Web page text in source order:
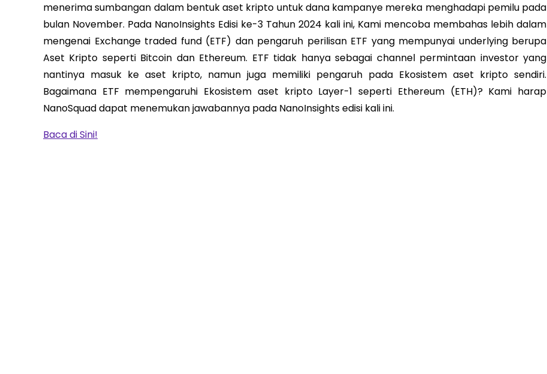
menerima sumbangan dalam bentuk aset kripto untuk dana kampanye mereka menghadapi pemilu pada
bulan November. Pada NanoInsights Edisi ke-3 Tahun 2024 kali ini, Kami mencoba membahas lebih dalam
mengenai Exchange traded fund (ETF) dan pengaruh perilisan ETF yang mempunyai underlying berupa
Aset Kripto seperti Bitcoin dan Ethereum. ETF tidak hanya sebagai channel permintaan investor yang
nantinya masuk ke aset kripto, namun juga memiliki pengaruh pada Ekosistem aset kripto sendiri.
Bagaimana ETF mempengaruhi Ekosistem aset kripto Layer-1 seperti Ethereum (ETH)? Kami harap
NanoSquad dapat menemukan jawabannya pada NanoInsights edisi kali ini.
Baca di Sini!